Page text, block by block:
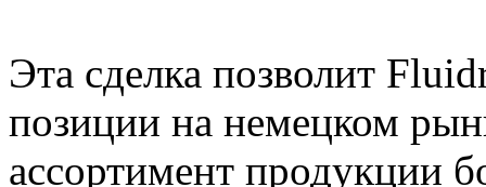
Эта сделка позволит
позиции на немецком
ассортимент продукции